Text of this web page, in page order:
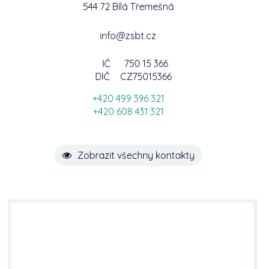
544 72 Bílá Třemešná
info@zsbt.cz
IČ
750 15 366
DIČ
CZ75015366
+420 499 396 321
+420 608 431 321
Zobrazit všechny kontakty